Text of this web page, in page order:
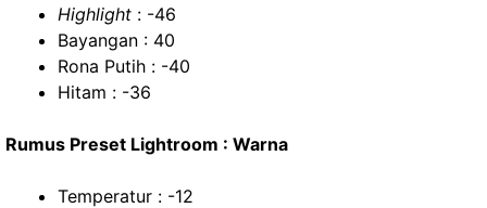
Highlight : -46
Bayangan : 40
Rona Putih : -40
Hitam : -36
Rumus Preset Lightroom : Warna
Temperatur : -12